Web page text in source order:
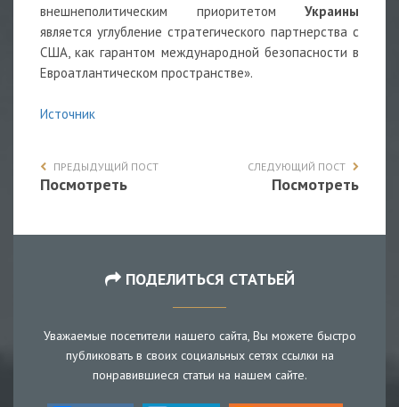
внешнеполитическим приоритетом Украины
является углубление стратегического партнерства с
США, как гарантом международной безопасности в
Евроатлантическом пространстве».
Источник
ПРЕДЫДУЩИЙ ПОСТ
Посмотреть
СЛЕДУЮЩИЙ ПОСТ
Посмотреть
ПОДЕЛИТЬСЯ СТАТЬЕЙ
Уважаемые посетители нашего сайта, Вы можете быстро
публиковать в своих социальных сетях ссылки на
понравившиеся статьи на нашем сайте.